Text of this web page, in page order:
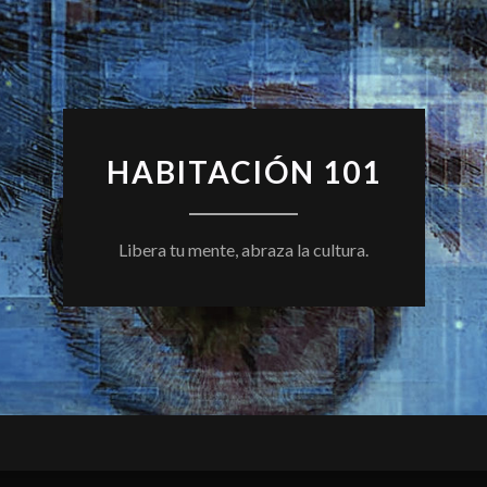
HABITACIÓN 101
Libera tu mente, abraza la cultura.